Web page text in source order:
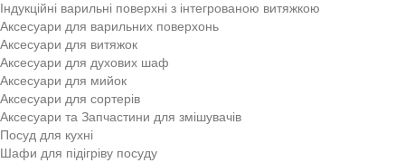
Індукційні варильні поверхні з інтегрованою витяжкою
Аксесуари для варильних поверхонь
Аксесуари для витяжок
Аксесуари для духових шаф
Аксесуари для мийок
Аксесуари для сортерів
Аксесуари та Запчастини для змішувачів
Посуд для кухні
Шафи для підігріву посуду